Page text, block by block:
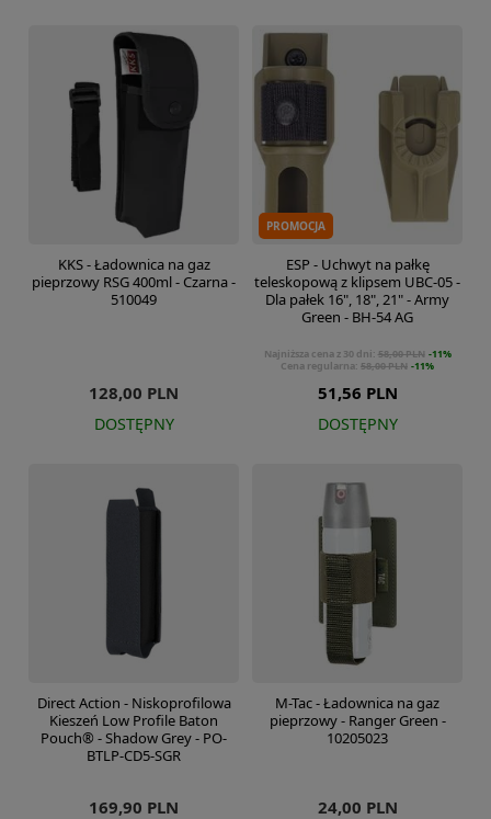
KKS - Ładownica na gaz
pieprzowy RSG 400ml - Czarna -
510049
128,00 PLN
DOSTĘPNY
PROMOCJA
ESP - Uchwyt na pałkę
teleskopową z klipsem UBC-05 -
Dla pałek 16", 18", 21" - Army
Green - BH-54 AG
51,56 PLN
Najniższa cena z 30 dni: 58,00 PLN -11%
Cena regularna: 58,00 PLN -11%
DOSTĘPNY
Direct Action - Niskoprofilowa
Kieszeń Low Profile Baton
Pouch® - Shadow Grey - PO-
BTLP-CD5-SGR
169,90 PLN
M-Tac - Ładownica na gaz
pieprzowy - Ranger Green -
10205023
24,00 PLN